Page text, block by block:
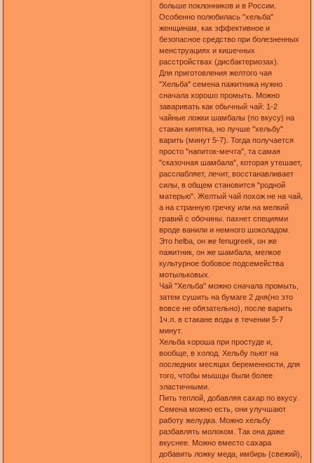
больше поклонников и в России.
Особенно полюбилась "хельба"
женщинам, как эффективное и
безопасное средство при болезненных
менструациях и кишечных
расстройствах (дисбактериозах).
Для приготовления желтого чая
"Хельба" семена пажитника нужно
сначала хорошо промыть. Можно
заваривать как обычный чай: 1-2
чайные ложки шамбалы (по вкусу) на
стакан кипятка, но лучше "хельбу"
варить (минут 5-7). Тогда получается
просто "напиток-мечта", та самая
"сказочная шамбала", которая утешает,
расслабляет, лечит, восстанавливает
силы, в общем становится "родной
матерью". Желтый чай похож не на чай,
а на странную гречку или на мелкий
гравий с обочины. пахнет специями
вроде ванили и немного шоколадом.
Это helba, он же fenugreek, он же
пажитник, он же шамбала, мелкое
культурное бобовое подсемейства
мотыльковых.
Чай "Хельба" можно сначала промыть,
затем сушить на бумаге 2 дня(но это
вовсе не обязательно), после варить
1ч.л. в стакане воды в течении 5-7
минут.
Хельба хороша при простуде и,
вообще, в холод. Хельбу пьют на
последних месяцах беременности, для
того, чтобы мышцы были более
эластичными.
Пить теплой, добавляя сахар по вкусу.
Семена можно есть, они улучшают
работу желудка. Можно хельбу
разбавлять молоком. Так она даже
вкуснее. Можно вместо сахара
добавить ложку меда, имбирь (свежий),